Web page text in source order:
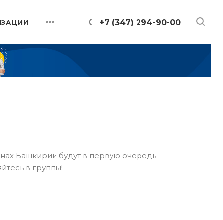
+7 (347) 294-90-00
Башкирии будут в первую очередь
в группы!